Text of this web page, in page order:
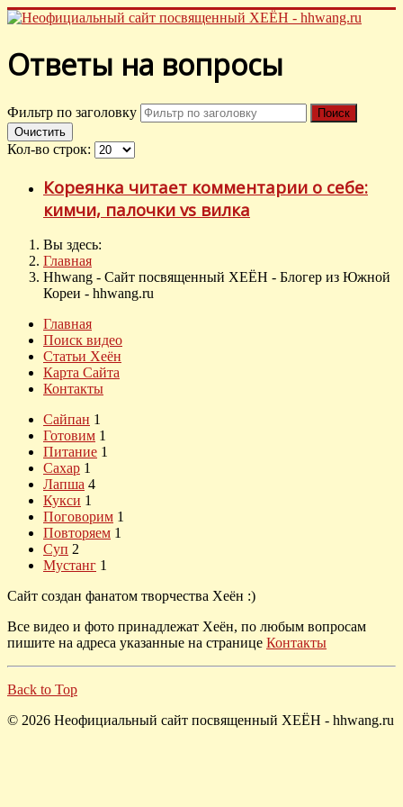
Ответы на вопросы
Фильтр по заголовку
Поиск
Очистить
Кол-во строк:
Кореянка читает комментарии о себе:
кимчи, палочки vs вилка
Вы здесь:
Главная
Hhwang - Сайт посвященный ХЕЁН - Блогер из Южной
Кореи - hhwang.ru
Главная
Поиск видео
Статьи Хеён
Карта Сайта
Контакты
Сайпан 1
Готовим 1
Питание 1
Сахар 1
Лапша 4
Кукси 1
Поговорим 1
Повторяем 1
Суп 2
Мустанг 1
Сайт создан фанатом творчества Хеён :)
Все видео и фото принадлежат Хеён, по любым вопросам
пишите на адреса указанные на странице Контакты
Back to Top
© 2026 Неофициальный сайт посвященный ХЕЁН - hhwang.ru